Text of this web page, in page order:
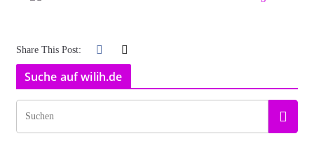
Share This Post:
Suche auf wilih.de